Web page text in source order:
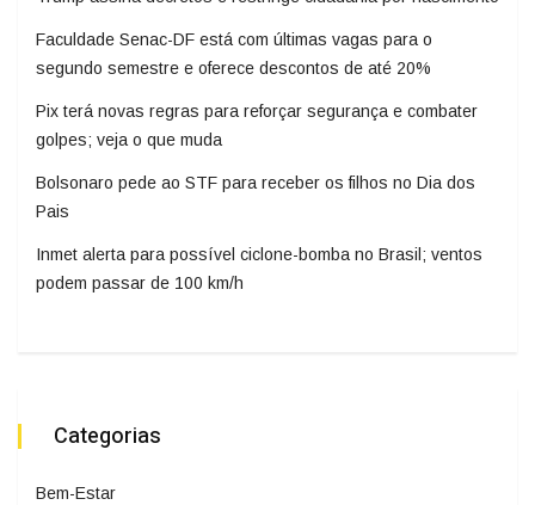
Faculdade Senac-DF está com últimas vagas para o
segundo semestre e oferece descontos de até 20%
Pix terá novas regras para reforçar segurança e combater
golpes; veja o que muda
Bolsonaro pede ao STF para receber os filhos no Dia dos
Pais
Inmet alerta para possível ciclone-bomba no Brasil; ventos
podem passar de 100 km/h
Categorias
Bem-Estar